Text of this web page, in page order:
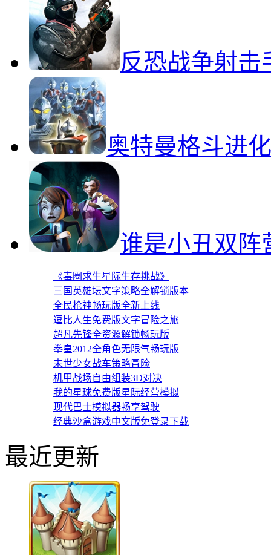
反恐战争射击
奥特曼格斗进
谁是小丑双阵
《毒圈求生星际生存挑战》
三国英雄坛文字策略全解锁版本
全民枪神畅玩版全新上线
逗比人生免费版文字冒险之旅
超凡先锋全资源解锁畅玩版
拳皇2012全角色无限气畅玩版
末世少女战车策略冒险
机甲战场自由组装3D对决
我的星球免费版星际经营模拟
现代巴士模拟器畅享驾驶
经典沙盒游戏中文版免登录下载
最近更新